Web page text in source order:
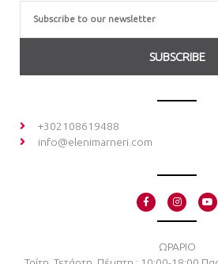
SUBSCRIBE
+302108619488
info@elenimarneri.com
F
a
c
I
n
s
t
g
r
Y
o
u
ΩΡΑΡΙΟ